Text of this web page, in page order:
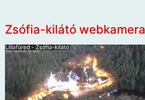
Zsófia-kilátó webkamera